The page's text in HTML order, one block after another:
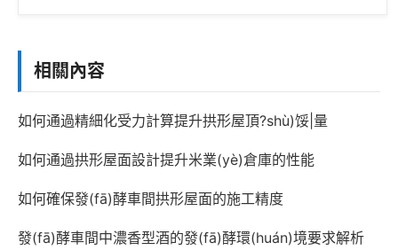
相關內容
如何通過精細化受力計算提升拱形屋頂?shù)馁|量
如何通過拱形屋面設計提升米業(yè)倉庫的性能
如何確保發(fā)酵車間拱形屋面的施工精度
發(fā)酵車間中濃香型酒的發(fā)酵環(huán)境要求解析